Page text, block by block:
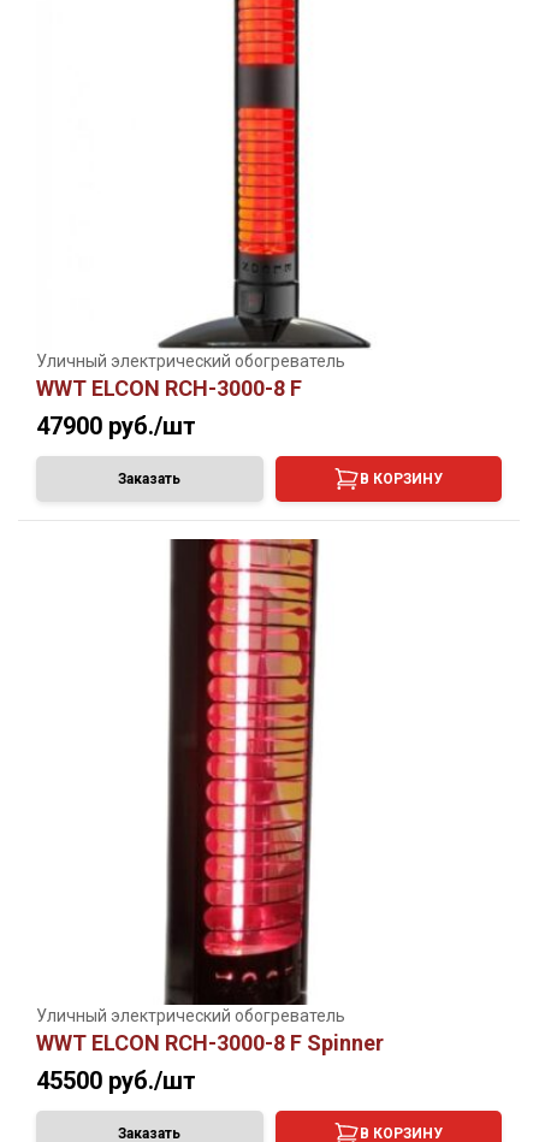
Уличный электрический обогреватель
WWT ELCON RCH-3000-8 F
47900 руб./шт
Заказать В КОРЗИНУ
Уличный электрический обогреватель
WWT ELCON RCH-3000-8 F Spinner
45500 руб./шт
Заказать В КОРЗИНУ